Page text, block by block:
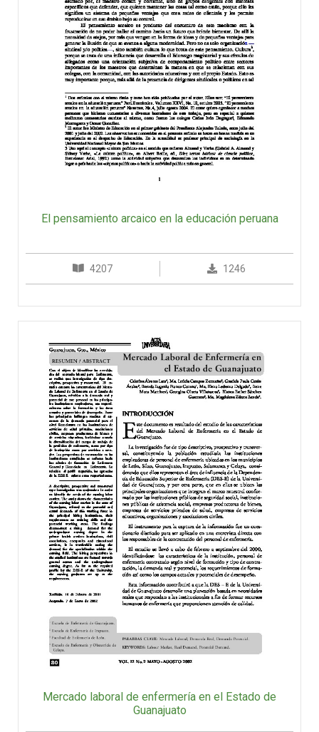
El pensamiento arcaico en la educación peruana
4207 1246
Mercado laboral de enfermería en el Estado de
Guanajuato